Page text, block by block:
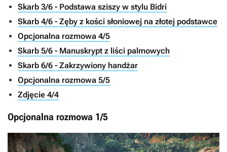
Skarb 3/6 - Podstawa sziszy w stylu Bidri
Skarb 4/6 - Zęby z kości słoniowej na złotej podstawce
Opcjonalna rozmowa 4/5
Skarb 5/6 - Manuskrypt z liści palmowych
Skarb 6/6 - Zakrzywiony handżar
Opcjonalna rozmowa 5/5
Zdjęcie 4/4
Opcjonalna rozmowa 1/5